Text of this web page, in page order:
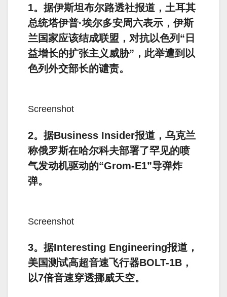
1。据伊斯坦布尔路透社报道，土耳其
总统塔伊普·埃尔多安周六表示，伊斯
兰国家应该结成联盟，对抗以色列“日
益增长的扩张主义威胁”，此举遭到以
色列外交部长的谴责。
Screenshot
2。据Business Insider报道，乌克兰
称俄罗斯在哈尔科夫部署了罕见的喷
气发动机驱动的“Grom-E1”导弹炸
弹。
Screenshot
3。据Interesting Engineering报道，
美国测试高超音速飞行器BOLT-1B，
以7倍音速穿透挪威天空。